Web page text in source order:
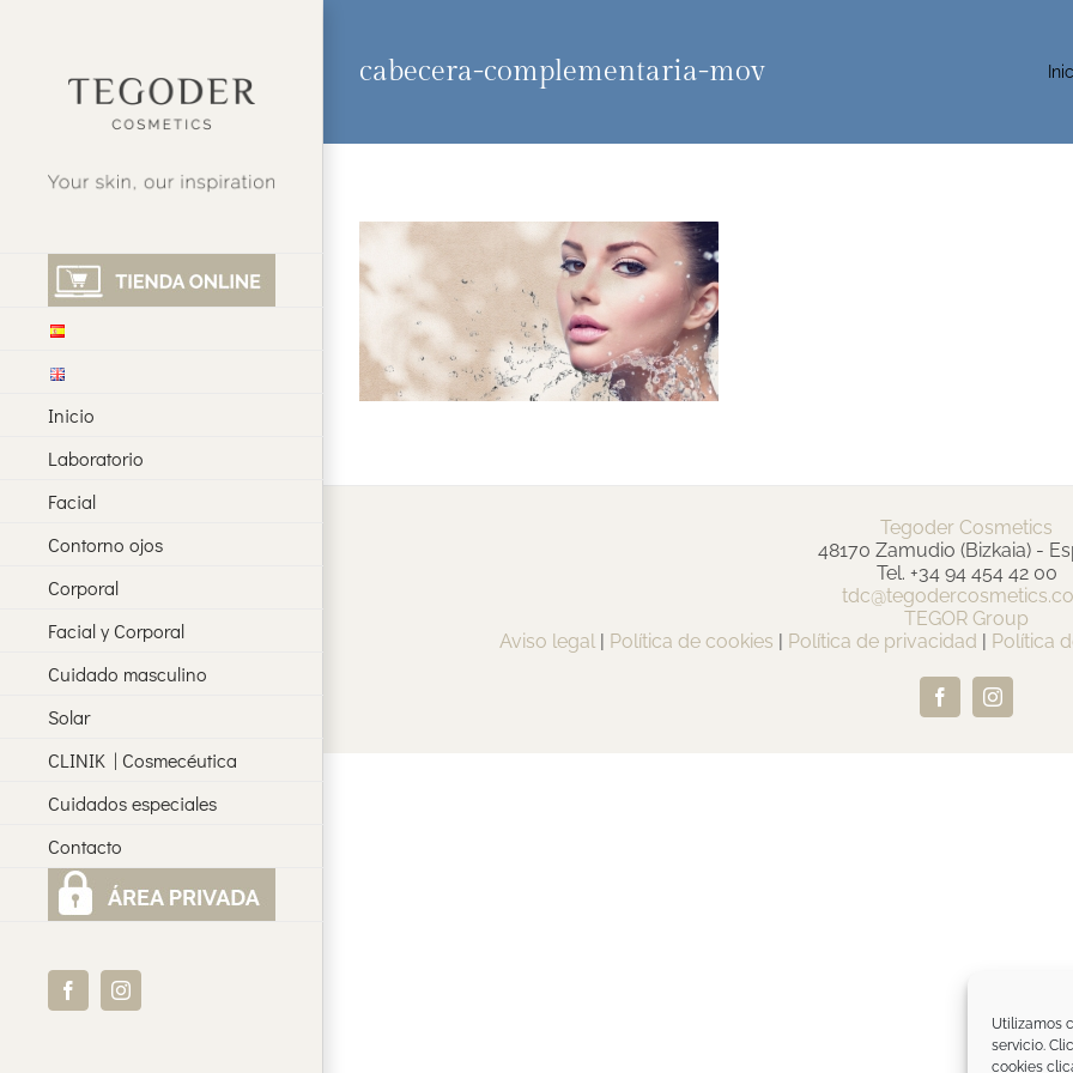
Utilizamos
servicio.
cookies
Inicio
Laboratorio
Facial
Contorno ojos
Corporal
Facial y Corporal
Cuidado masculino
Solar
CLINIK | Cosmecéutica
Cuidados especiales
Contacto
FacebookInstagram
cabecera-complementaria-mov
Tegoder Cosmetics
48170 Zamudio (Bizkaia) -
Tel. +34 94 454 42 00
TEGOR Group
Aviso legal | Política de cookies | Política de privacidad | Política
FacebookInstagram